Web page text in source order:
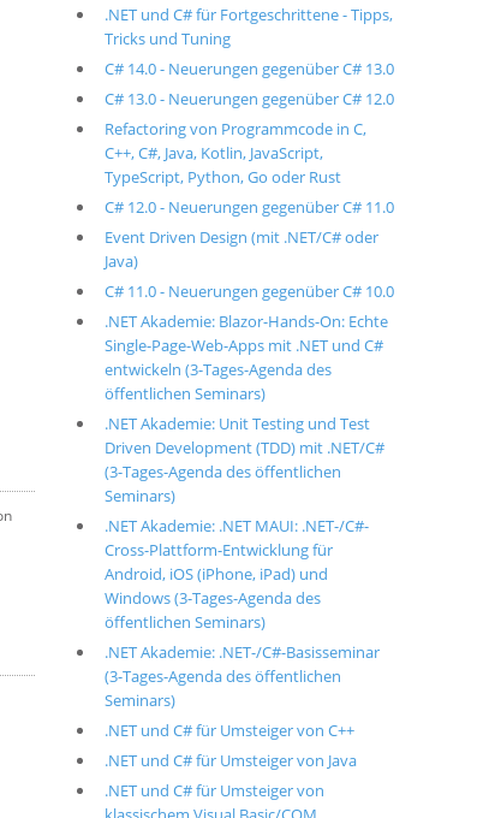
.NET und C# für Fortgeschrittene - Tipps,
Tricks und Tuning
C# 14.0 - Neuerungen gegenüber C# 13.0
C# 13.0 - Neuerungen gegenüber C# 12.0
Refactoring von Programmcode in C,
C++, C#, Java, Kotlin, JavaScript,
TypeScript, Python, Go oder Rust
C# 12.0 - Neuerungen gegenüber C# 11.0
Event Driven Design (mit .NET/C# oder
Java)
C# 11.0 - Neuerungen gegenüber C# 10.0
.NET Akademie: Blazor-Hands-On: Echte
Single-Page-Web-Apps mit .NET und C#
entwickeln (3-Tages-Agenda des
öffentlichen Seminars)
.NET Akademie: Unit Testing und Test
Driven Development (TDD) mit .NET/C#
(3-Tages-Agenda des öffentlichen
Seminars)
.NET Akademie: .NET MAUI: .NET-/C#-
Cross-Plattform-Entwicklung für
Android, iOS (iPhone, iPad) und
Windows (3-Tages-Agenda des
öffentlichen Seminars)
.NET Akademie: .NET-/C#-Basisseminar
(3-Tages-Agenda des öffentlichen
Seminars)
.NET und C# für Umsteiger von C++
.NET und C# für Umsteiger von Java
.NET und C# für Umsteiger von